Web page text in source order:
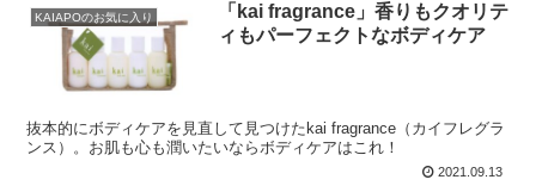
KAIAPOのお気に入り
「kai fragrance」香りもクオリテ
ィもパーフェクトなボディケア
抜本的にボディケアを見直して見つけたkai fragrance（カイフレグラ
ンス）。お肌も心も潤いたいならボディケアはこれ！
2021.09.13